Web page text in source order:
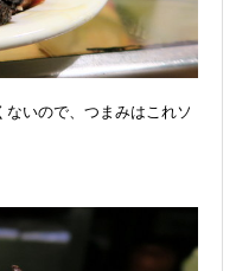
いので、つまみはこれソ